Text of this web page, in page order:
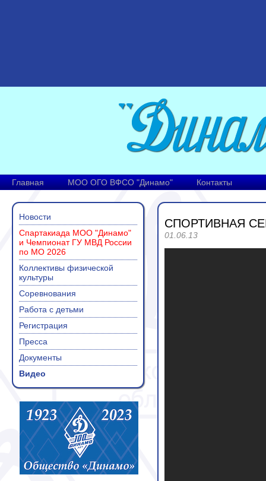
Главная МОО ОГО ВФСО "Динамо" Контакты
Новости
Спартакиада МОО "Динамо"
и Чемпионат ГУ МВД России
по МО 2026
Коллективы физической
культуры
Соревнования
Работа с детьми
Регистрация
Пресса
Документы
Видео
СПОРТИВНАЯ
01.06.13